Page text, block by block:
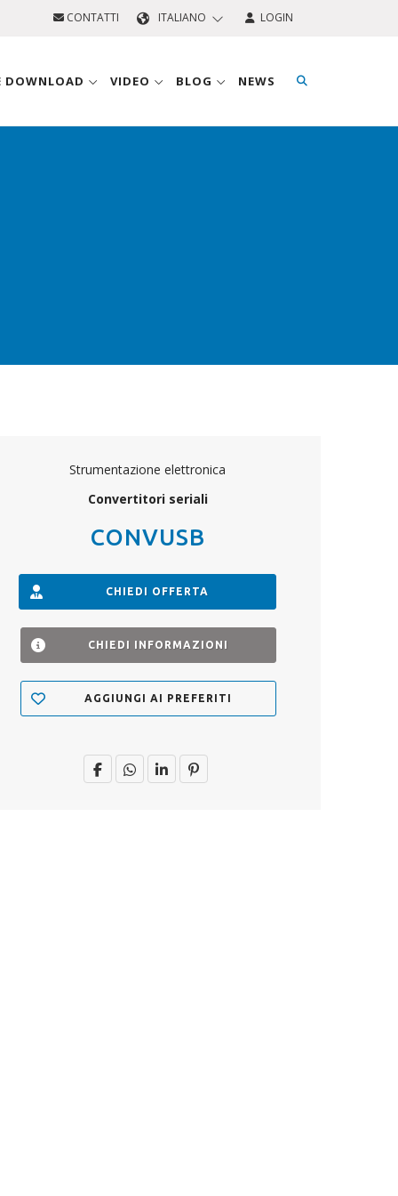
CONTATTI ITALIANO LOGIN
DOWNLOAD VIDEO BLOG NEWS
Strumentazione elettronica
Convertitori seriali
CONVUSB
CHIEDI OFFERTA
CHIEDI INFORMAZIONI
AGGIUNGI AI PREFERITI